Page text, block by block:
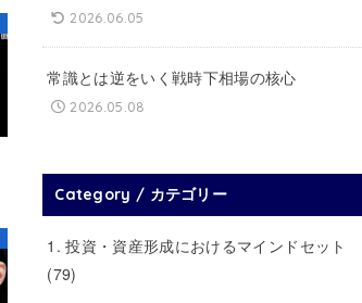
2026.06.05
常識とは逆をいく戦時下相場の核心
2026.05.08
Category / カテゴリー
1. 投資・資産形成におけるマインドセット
(79)